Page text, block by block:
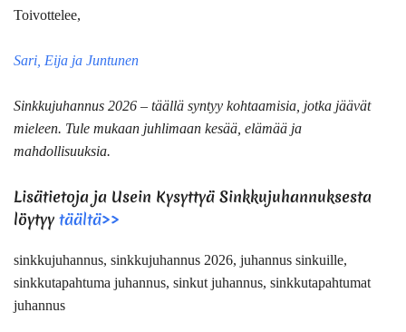
Toivottelee,
Sari, Eija ja Juntunen
Sinkkujuhannus 2026 – täällä syntyy kohtaamisia, jotka jäävät
mieleen. Tule mukaan juhlimaan kesää, elämää ja
mahdollisuuksia.
Lisätietoja ja Usein Kysyttyä Sinkkujuhannuksesta
löytyy täältä>>
sinkkujuhannus, sinkkujuhannus 2026, juhannus sinkuille,
sinkkutapahtuma juhannus, sinkut juhannus, sinkkutapahtumat
juhannus